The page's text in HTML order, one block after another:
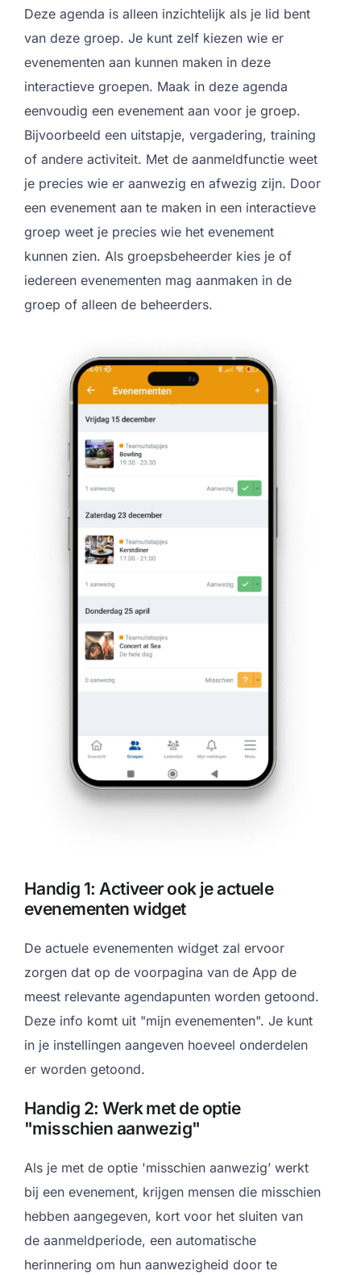
Deze agenda is alleen inzichtelijk als je lid bent
van deze groep. Je kunt zelf kiezen wie er
evenementen aan kunnen maken in deze
interactieve groepen. Maak in deze agenda
eenvoudig een evenement aan voor je groep.
Bijvoorbeeld een uitstapje, vergadering, training
of andere activiteit. Met de aanmeldfunctie weet
je precies wie er aanwezig en afwezig zijn. Door
een evenement aan te maken in een interactieve
groep weet je precies wie het evenement
kunnen zien. Als groepsbeheerder kies je of
iedereen evenementen mag aanmaken in de
groep of alleen de beheerders.
Handig 1: Activeer ook je actuele
evenementen widget
De actuele evenementen widget zal ervoor
zorgen dat op de voorpagina van de App de
meest relevante agendapunten worden getoond.
Deze info komt uit "mijn evenementen". Je kunt
in je instellingen aangeven hoeveel onderdelen
er worden getoond.
Handig 2: Werk met de optie
"misschien aanwezig"
Als je met de optie 'misschien aanwezig’ werkt
bij een evenement, krijgen mensen die misschien
hebben aangegeven, kort voor het sluiten van
de aanmeldperiode, een automatische
herinnering om hun aanwezigheid door te